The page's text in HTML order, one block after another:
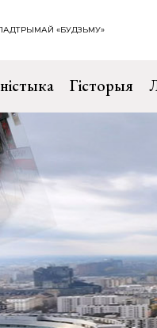
«БУДЗЬМУ»
Гісторыя